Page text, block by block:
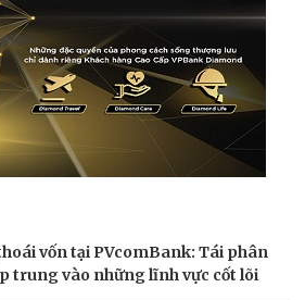
vốn tại PVcomBank: Tái phân
trung vào những lĩnh vực cốt lõi